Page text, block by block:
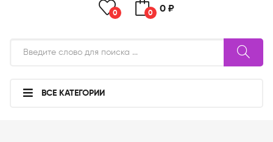
0 0 0 ₽
ВСЕ КАТЕГОРИИ